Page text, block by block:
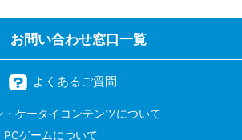
お問い合わせ窓口一覧
よくあるご質問
・ケータイコンテンツについて
ゲームについて